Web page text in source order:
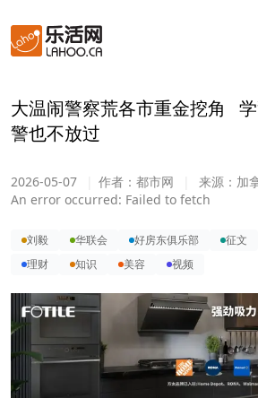
大温闹警察荒各市重金挖角
警也不放过
2026-05-07 作者： 都市网 来源： 加
An error occurred: Failed to fetch
刘毅 华联会 好房东俱乐部 征文
理财
知识 美容 视频